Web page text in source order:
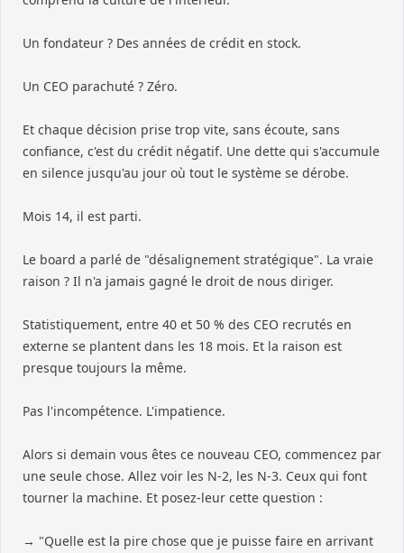
Un fondateur ? Des années de crédit en stock.
Un CEO parachuté ? Zéro.
Et chaque décision prise trop vite, sans écoute, sans
confiance, c'est du crédit négatif. Une dette qui s'accumule
en silence jusqu'au jour où tout le système se dérobe.
Mois 14, il est parti.
Le board a parlé de "désalignement stratégique". La vraie
raison ? Il n'a jamais gagné le droit de nous diriger.
Statistiquement, entre 40 et 50 % des CEO recrutés en
externe se plantent dans les 18 mois. Et la raison est
presque toujours la même.
Pas l'incompétence. L'impatience.
Alors si demain vous êtes ce nouveau CEO, commencez par
une seule chose. Allez voir les N-2, les N-3. Ceux qui font
tourner la machine. Et posez-leur cette question :
→ "Quelle est la pire chose que je puisse faire en arrivant